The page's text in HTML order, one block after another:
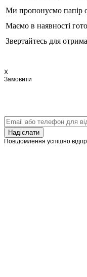
Ми пропонуємо папір
Маємо в наявності
Звертайтесь для
X
Замовити
Надіслати
Повідомлення успішно